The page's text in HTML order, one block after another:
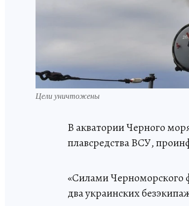
Цели уничтожены
В акватории Черного
плавсредства ВСУ,
«Силами Черноморского
два украинских